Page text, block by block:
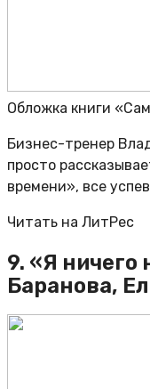
Обложка книги
Бизнес-тренер
просто
времени», все
Читать на ЛитРес
9. «Я ничего
Баранова,